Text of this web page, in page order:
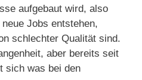
aufgebaut wird, also
Jobs entstehen,
schlechter Qualität sind.
aber bereits seit
sich was bei den